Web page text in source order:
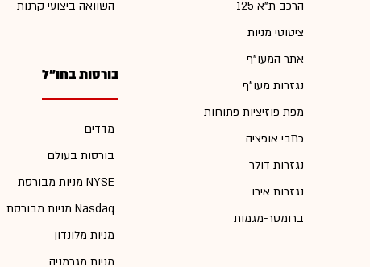
הרכב ת"א 125
ציטוטי מניות
אתר המעו"ף
נגזרות מעו"ף
מפת פוזיציות פתוחות
כתבי אופציה
נגזרות דולר
נגזרות אירו
ברומטר-מגמות
השוואה ביצועי קרנות
בורסות בחו"ל
מדדים
בורסות בעולם
מניות מבורסת NYSE
מניות מבורסת Nasdaq
מניות מלונדון
מניות מגרמניה